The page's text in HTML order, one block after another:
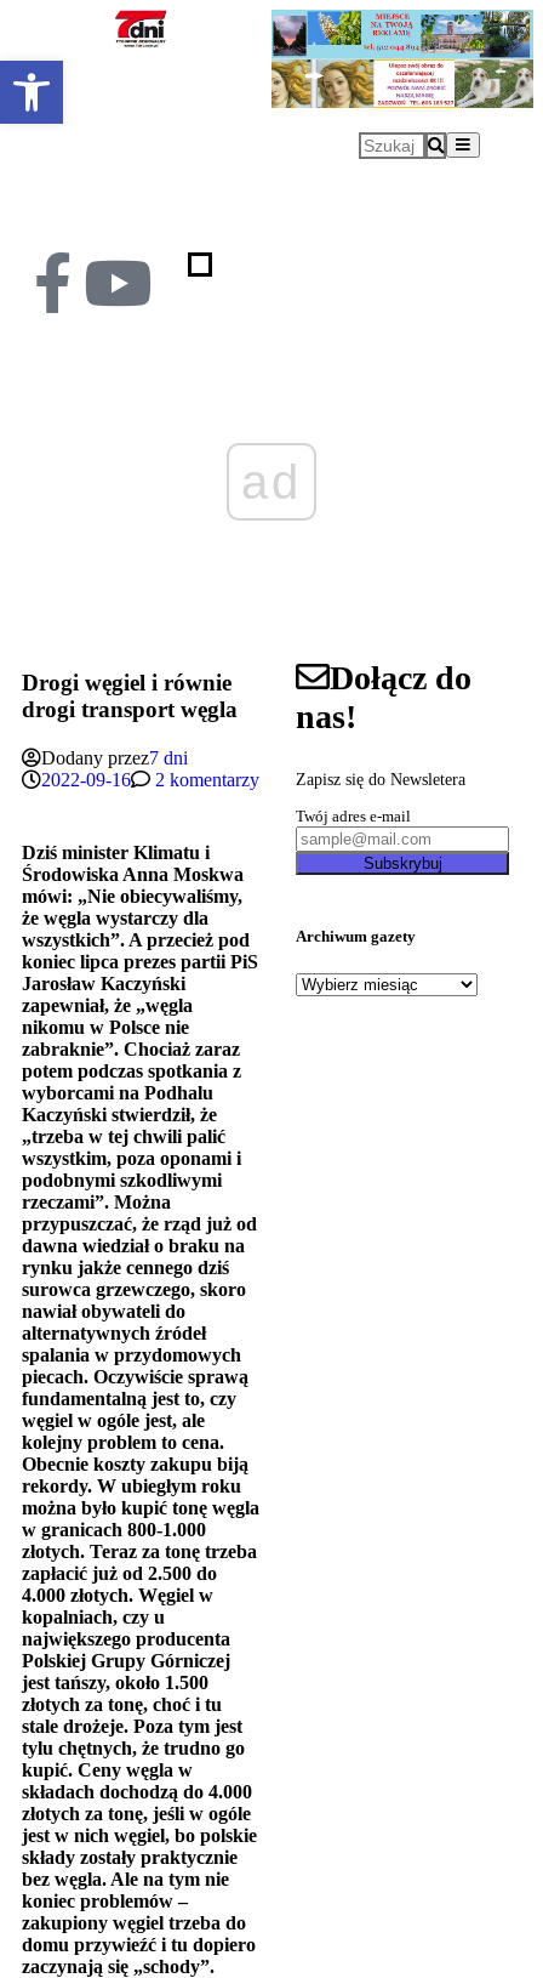
ad
Drogi węgiel i równie
drogi transport węgla
Dodany przez7 dni
2022-09-16
2 komentarzy
Dziś minister Klimatu i
Środowiska Anna Moskwa
mówi: „Nie obiecywaliśmy,
że węgla wystarczy dla
wszystkich”. A przecież pod
koniec lipca prezes partii PiS
Jarosław Kaczyński
zapewniał, że „węgla
nikomu w Polsce nie
zabraknie”. Chociaż zaraz
potem podczas spotkania z
wyborcami na Podhalu
Kaczyński stwierdził, że
„trzeba w tej chwili palić
wszystkim, poza oponami i
podobnymi szkodliwymi
rzeczami”. Można
przypuszczać, że rząd już od
dawna wiedział o braku na
rynku jakże cennego dziś
surowca grzewczego, skoro
nawiał obywateli do
alternatywnych źródeł
spalania w przydomowych
piecach. Oczywiście sprawą
fundamentalną jest to, czy
węgiel w ogóle jest, ale
kolejny problem to cena.
Obecnie koszty zakupu biją
rekordy. W ubiegłym roku
można było kupić tonę węgla
w granicach 800-1.000
złotych. Teraz za tonę trzeba
zapłacić już od 2.500 do
4.000 złotych. Węgiel w
kopalniach, czy u
największego producenta
Polskiej Grupy Górniczej
jest tańszy, około 1.500
złotych za tonę, choć i tu
stale drożeje. Poza tym jest
tylu chętnych, że trudno go
kupić. Ceny węgla w
składach dochodzą do 4.000
złotych za tonę, jeśli w ogóle
jest w nich węgiel, bo polskie
składy zostały praktycznie
bez węgla. Ale na tym nie
koniec problemów –
zakupiony węgiel trzeba do
domu przywieźć i tu dopiero
zaczynają się „schody”.
Dołącz do
nas!
Zapisz się do Newsletera
Twój adres e-mail
Subskrybuj
Archiwum gazety
Otwórz pasek narzędzi